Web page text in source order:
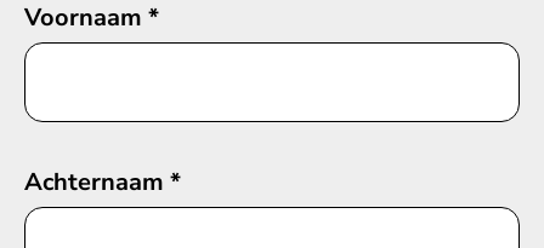
Voornaam *
Achternaam *